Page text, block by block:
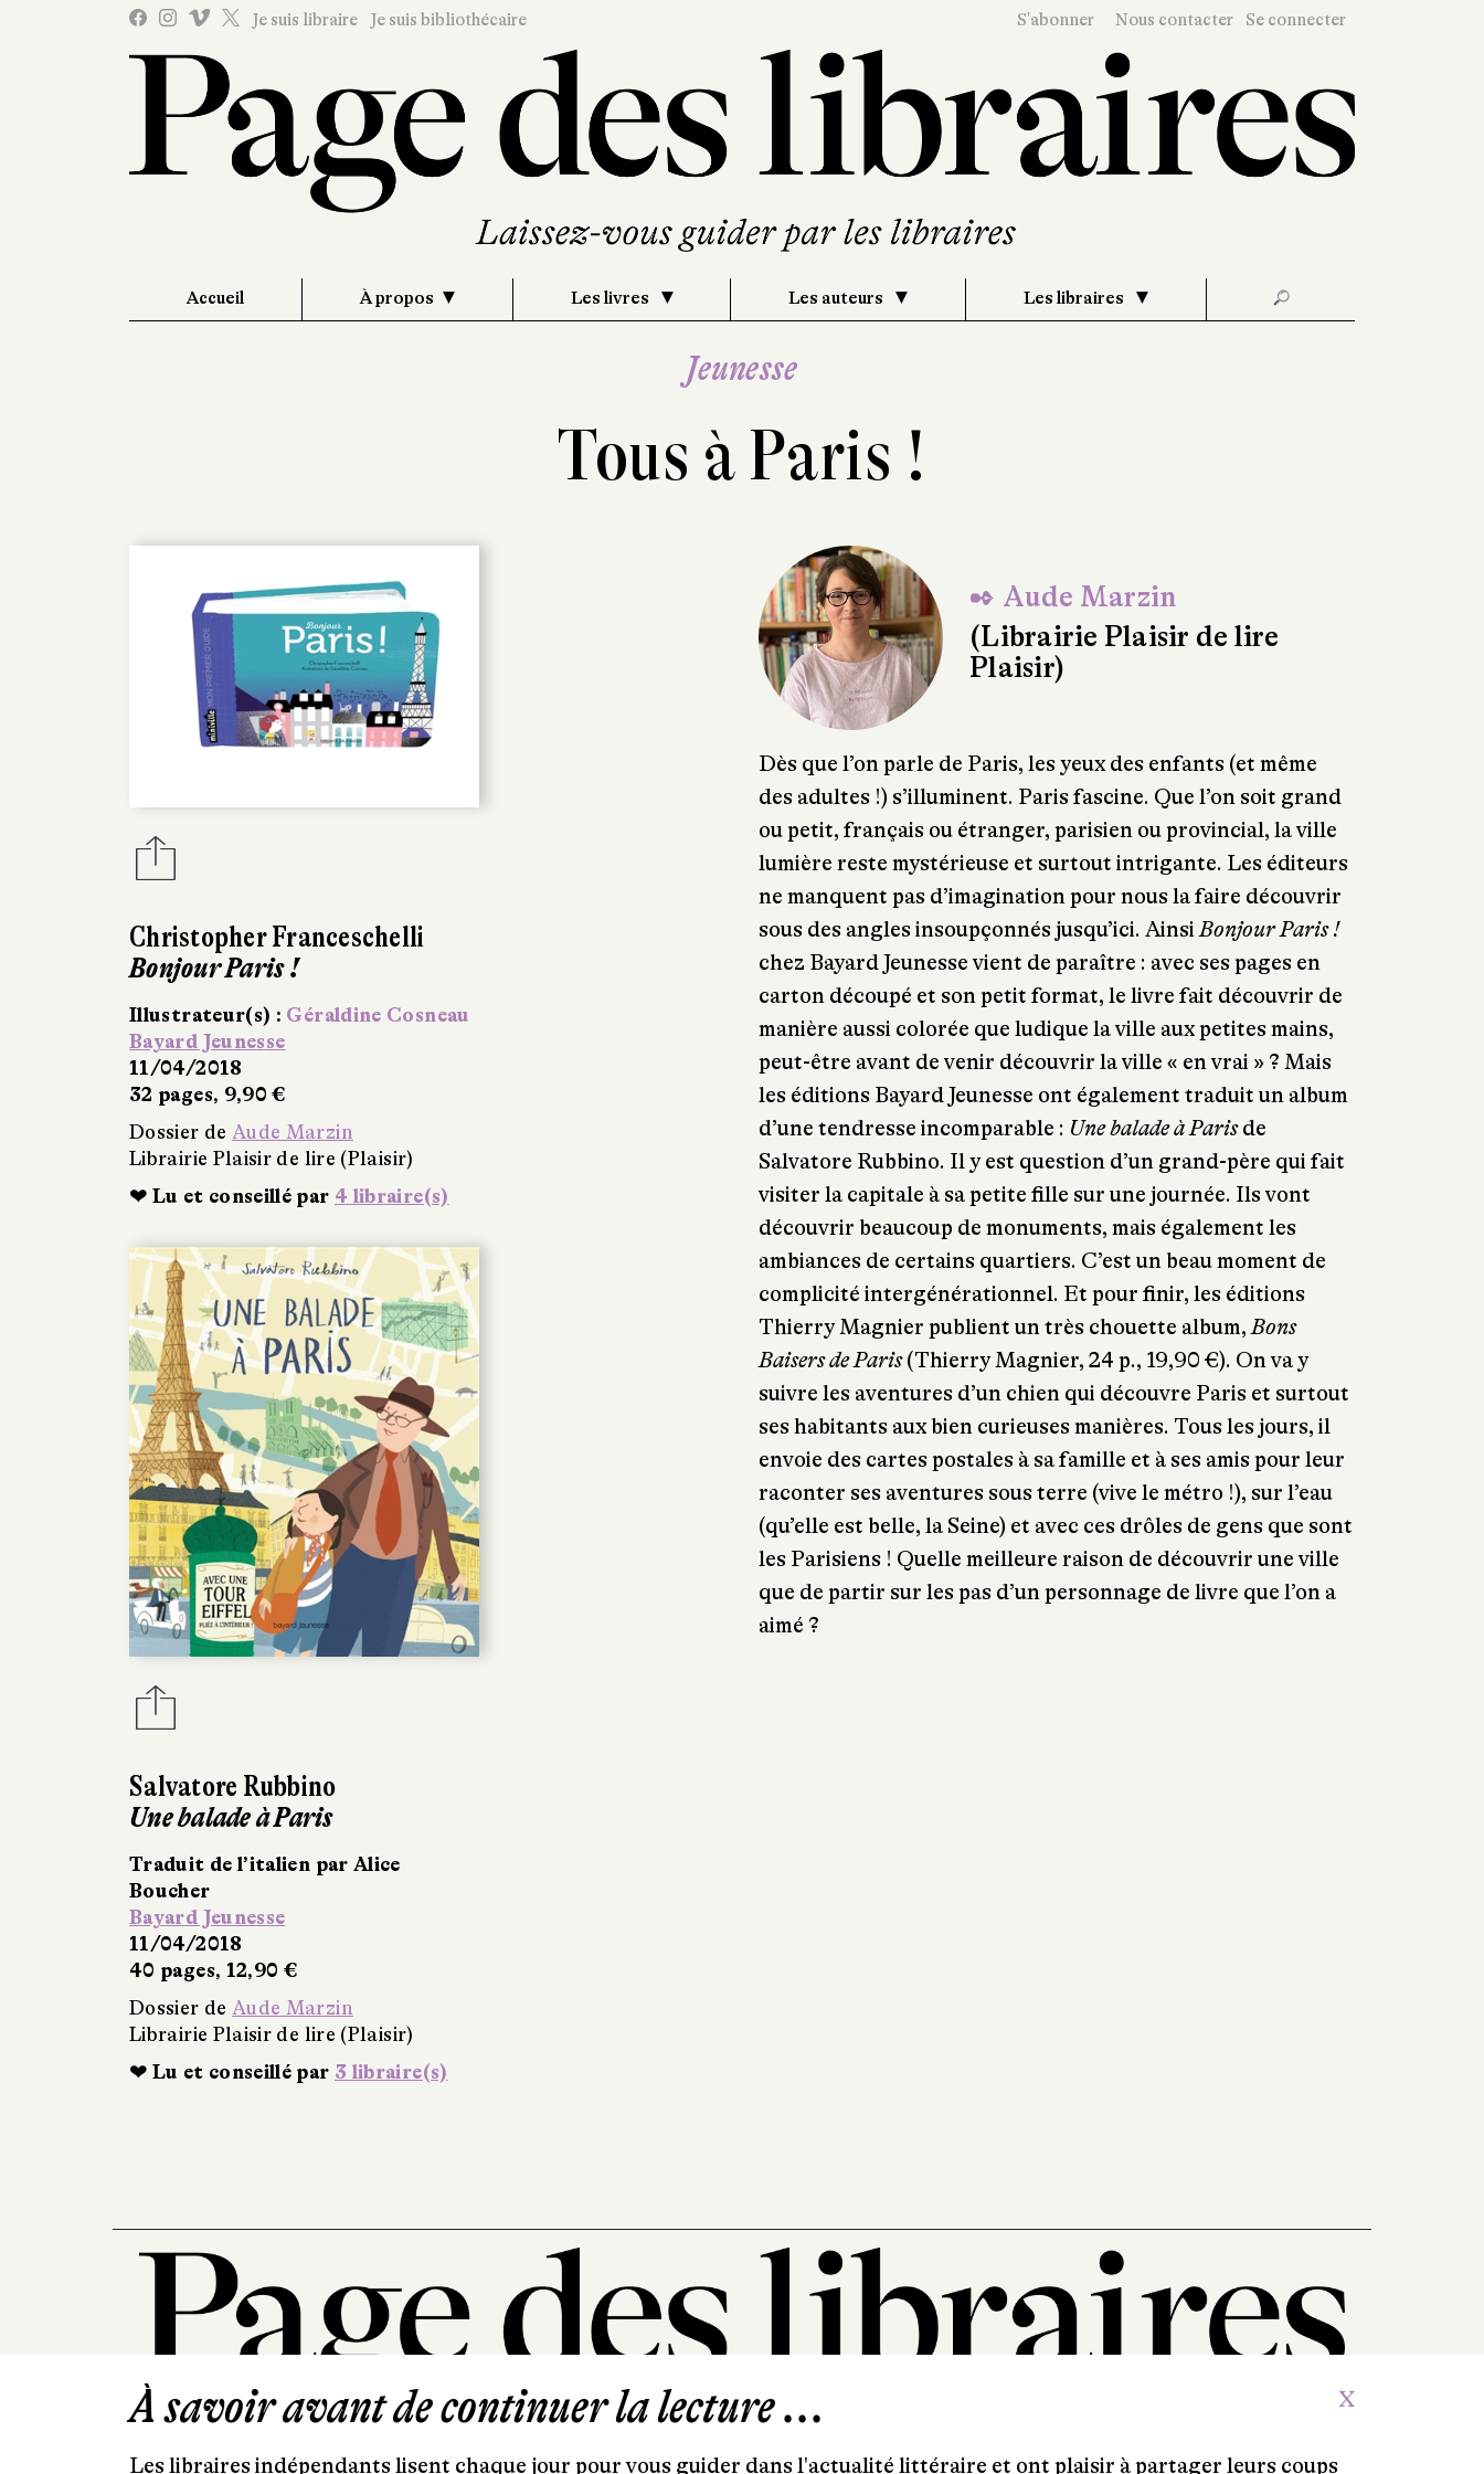
Je suis libraire Je suis bibliothécaire S'abonner Nous contacter Se connecter
Accueil À propos Les livres Les auteurs Les libraires 🔎
Jeunesse
Tous à Paris !
Christopher Franceschelli
Bonjour Paris !
Illustrateur(s) : Géraldine Cosneau
Bayard Jeunesse
11/04/2018
32 pages, 9,90 €
Dossier de Aude Marzin
Librairie Plaisir de lire (Plaisir)
❤ Lu et conseillé par 4 libraire(s)
Salvatore Rubbino
Une balade à Paris
Traduit de l’italien par Alice
Boucher
Bayard Jeunesse
11/04/2018
40 pages, 12,90 €
Dossier de Aude Marzin
Librairie Plaisir de lire (Plaisir)
❤ Lu et conseillé par 3 libraire(s)
✒ Aude Marzin
(Librairie Plaisir de lire
Plaisir)
Dès que l’on parle de Paris, les yeux des enfants (et même
des adultes !) s’illuminent. Paris fascine. Que l’on soit grand
ou petit, français ou étranger, parisien ou provincial, la ville
lumière reste mystérieuse et surtout intrigante. Les éditeurs
ne manquent pas d’imagination pour nous la faire découvrir
sous des angles insoupçonnés jusqu’ici. AinsiBonjour Paris !
chez Bayard Jeunesse vient de paraître : avec ses pages en
carton découpé et son petit format, le livre fait découvrir de
manière aussi colorée que ludique la ville aux petites mains,
peut-être avant de venir découvrir la ville « en vrai » ? Mais
les éditions Bayard Jeunesse ont également traduit un album
d’une tendresse incomparable : Une balade à Parisde
Salvatore Rubbino. Il y est question d’un grand-père qui fait
visiter la capitale à sa petite fille sur une journée. Ils vont
découvrir beaucoup de monuments, mais également les
ambiances de certains quartiers. C’est un beau moment de
complicité intergénérationnel. Et pour finir, les éditions
Thierry Magnier publient un très chouette album,Bons
Baisers de Paris(Thierry Magnier, 24 p., 19,90 €). On va y
suivre les aventures d’un chien qui découvre Paris et surtout
ses habitants aux bien curieuses manières. Tous les jours, il
envoie des cartes postales à sa famille et à ses amis pour leur
raconter ses aventures sous terre (vive le métro !), sur l’eau
(qu’elle est belle, la Seine) et avec ces drôles de gens que sont
les Parisiens ! Quelle meilleure raison de découvrir une ville
que de partir sur les pas d’un personnage de livre que l’on a
aimé ?
101, rue Saint-Lazare
À savoir avant de continuer la lecture ... X
Les libraires indépendants lisent chaque jour pour vous guider dans l'actualité littéraire et ont plaisir à partager leurs coups